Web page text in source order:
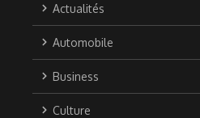
Actualités
Automobile
Business
Culture